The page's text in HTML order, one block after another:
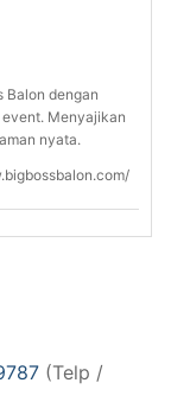
Balon dengan
event. Menyajikan
nyata.
(Telp /